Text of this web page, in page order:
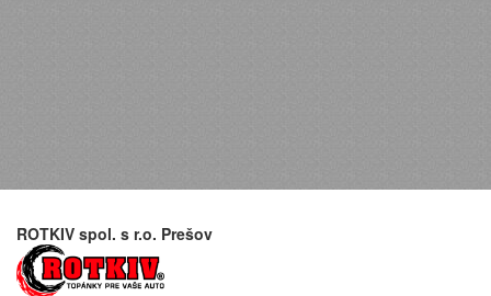
ROTKIV spol. s r.o. Prešov